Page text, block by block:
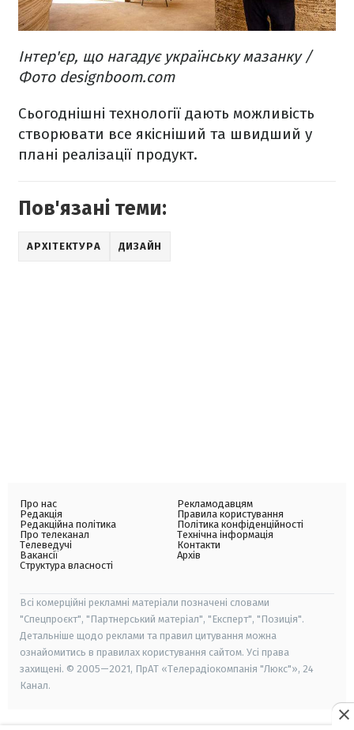
Інтер'єр, що нагадує українську мазанку /
Фото designboom.com
Сьогоднішні технології дають можливість
створювати все якісніший та швидший у
плані реалізації продукт.
Пов'язані теми:
АРХІТЕКТУРА ДИЗАЙН
Про нас
Редакція
Редакційна політика
Про телеканал
Телеведучі
Вакансії
Структура власності
Рекламодавцям
Правила користування
Політика конфіденційності
Технічна інформація
Контакти
Архів
Всі комерційні рекламні матеріали позначені словами
"Спецпроєкт", "Партнерський матеріал", "Експерт", "Позиція".
Детальніше щодо реклами та правил цитування можна
ознайомитись в правилах користування сайтом. Усі права
захищені. © 2005—2021, ПрАТ «Телерадіокомпанія "Люкс"», 24
Канал.